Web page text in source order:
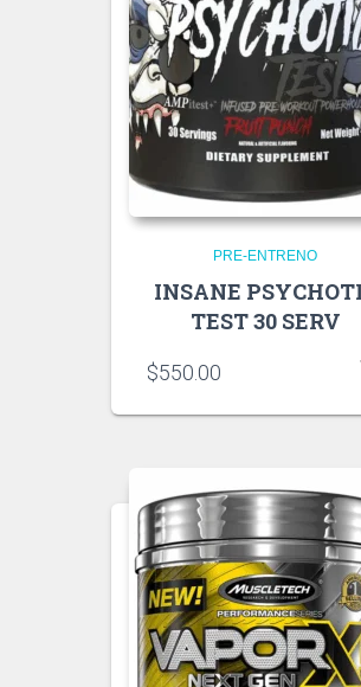
PRE-ENTRENO
INSANE
TEST 30 SERV
$550.00